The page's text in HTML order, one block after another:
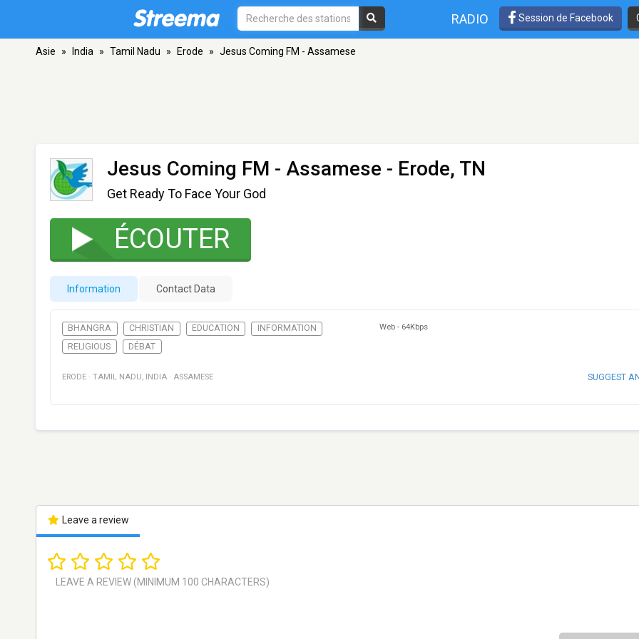
RADIO Session de Facebook
Asie » India » Tamil Nadu » Erode » Jesus Coming FM - Assamese
Jesus Coming FM - Assamese - Erode, TN
Get Ready To Face Your God
ÉCOUTER
Information Contact Data
BHANGRA CHRISTIAN EDUCATION
INFORMATION
RELIGIOUS
DÉBAT
Web - 64Kbps
ERODE · TAMIL NADU, INDIA · ASSAMESE SUGGEST
Leave a review